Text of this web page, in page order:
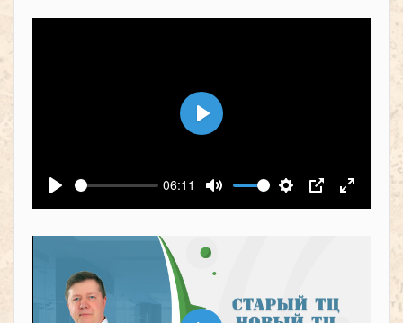
Воспроизвести
06:11
Выключить звук
Настройки
PIP На
Воспроизвести